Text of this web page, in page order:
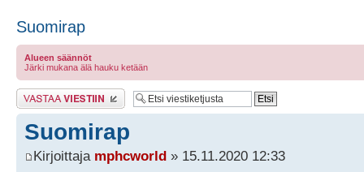
Suomirap
Alueen säännöt
Järki mukana älä hauku ketään
Lähetä vastaus
Suomirap
Kirjoittaja mphcworld » 15.11.2020 12:33